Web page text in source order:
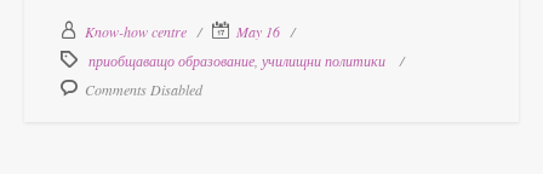
Know-how centre
May 16
приобщаващо образование училищни политики
Comments Disabled